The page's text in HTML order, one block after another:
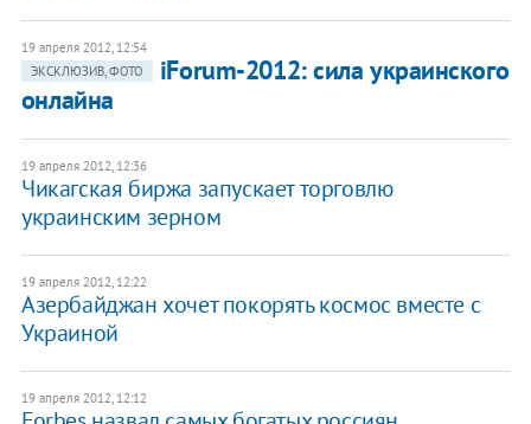
19 апреля 2012, 12:54
ЭКСКЛЮЗИВ, ФОТО
iForum-2012: сила украинского
онлайна
19 апреля 2012, 12:36
Чикагская биржа запускает торговлю
украинским зерном
19 апреля 2012, 12:22
Азербайджан хочет покорять космос вместе с
Украиной
19 апреля 2012, 12:12